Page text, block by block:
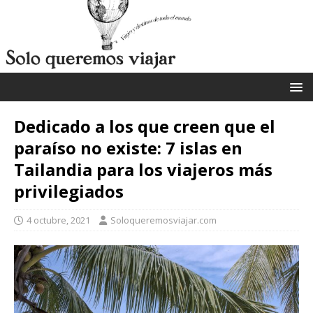
Dedicado a los que creen que el
paraíso no existe: 7 islas en
Tailandia para los viajeros más
privilegiados
4 octubre, 2021 Soloqueremosviajar.com